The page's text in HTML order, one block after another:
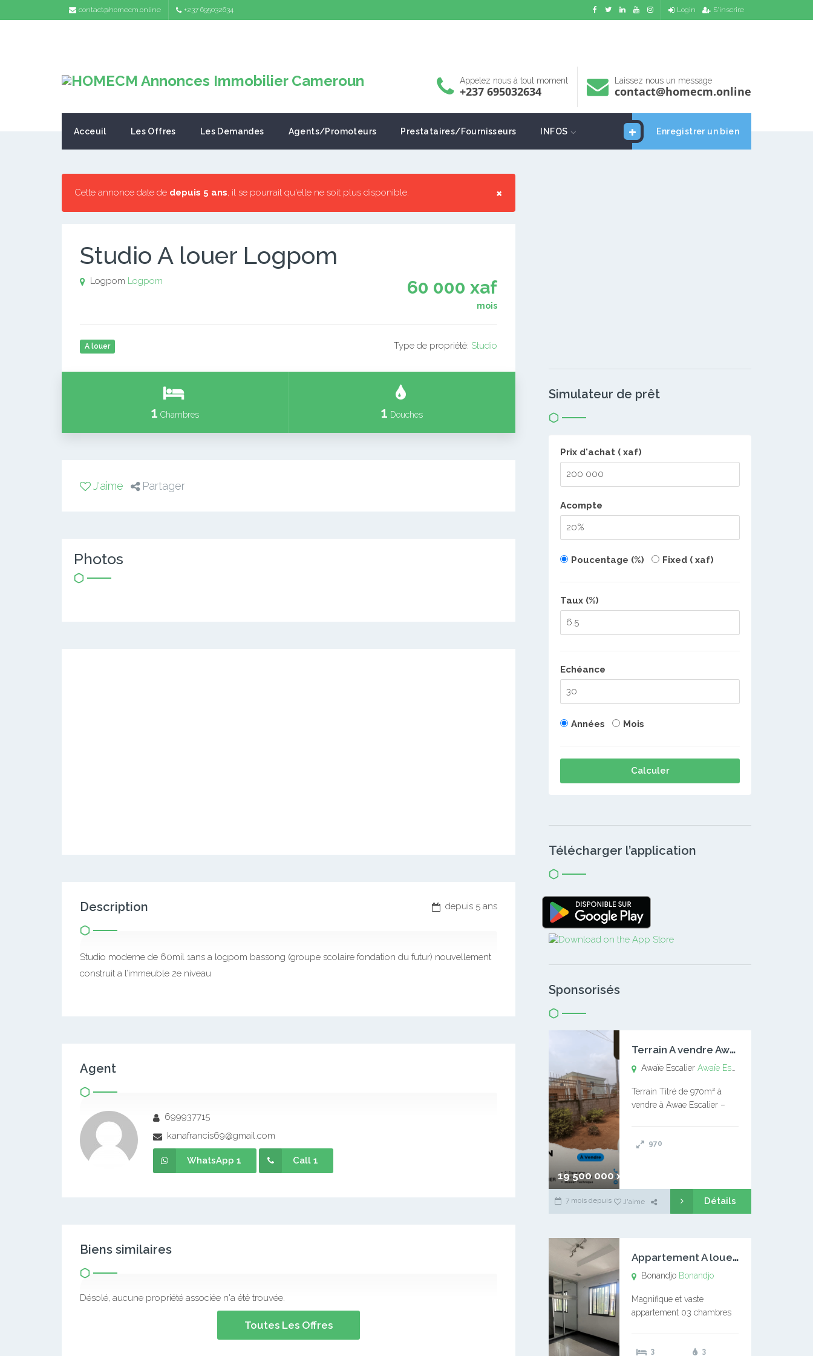
contact@homecm.online +237 695032634 Login S'inscrire
Appelez nous à tout moment
+237 695032634
Laissez nous un message
contact@homecm.online
Enregistrer un bien
Acceuil Les Offres Les Demandes Agents/Promoteurs Prestataires/Fournisseurs INFOS
×
Cette annonce date de depuis 5 ans, il se pourrait qu'elle ne soit plus disponible.
Studio A louer Logpom
60 000 xaf
mois
Logpom Logpom
A louer Type de propriété: Studio
1 Chambres 1 Douches
J'aime Partager
Photos
depuis 5 ans
Description
Studio moderne de 60mil 1ans a logpom bassong (groupe scolaire fondation du futur) nouvellement
construit a l’immeuble 2e niveau
Agent
699937715
kanafrancis69@gmail.com
WhatsApp 1 Call 1
Biens similaires
Désolé, aucune propriété associée n'a été trouvée.
Toutes Les Offres
Simulateur de prêt
Prix d'achat ( xaf)
Acompte
Poucentage (%) Fixed ( xaf)
Taux (%)
Echéance
Années Mois
Calculer
Télécharger l’application
Sponsorisés
19 500 000 xaf
T
errain A vendre Awaïe Escalier
Awaïe EscalierAwaïe Escalier
Terrain Titré de 970m² à
vendre à Awae Escalier –
l’Université Catholique –
970
7 mois depuis J'aime Détails
A
ppartement A louer Bonandjo
Bonandjo Bonandjo
Magnifique et vaste
appartement 03 chambres
douches 01 vaste salon 01
3
3